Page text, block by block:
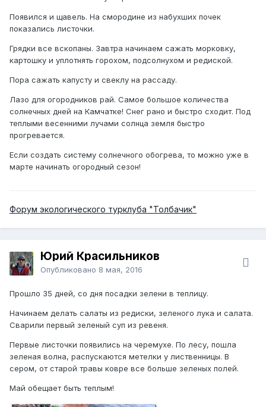
Появился и щавель. На смородине из набухших почек
показались листочки.
Грядки все вскопаны. Завтра начинаем сажать морковку,
картошку и уплотнять горохом, подсолнухом и редиской.
Пора сажать капусту и свеклу на рассаду.
Лазо для огородников рай. Самое большое количества
солнечных дней на Камчатке! Снег рано и быстро сходит. Под
теплыми весенними лучами солнца земля быстро
прогревается.
Если создать систему солнечного обогрева, то можно уже в
марте начинать огородный сезон!
Форум экологического турклуба "Толбачик"
Юрий Красильников
Опубликовано 8 мая, 2016
Прошло 35 дней, со дня посадки зелени в теплицу.
Начинаем делать салаты из редиски, зеленого лука и салата.
Сварили первый зеленый суп из ревеня.
Первые листочки появились на черемухе. По лесу, пошла
зеленая волна, распускаются метелки у лиственницы. В
сером, от старой травы ковре все больше зеленых полей.
Май обещает быть теплым!